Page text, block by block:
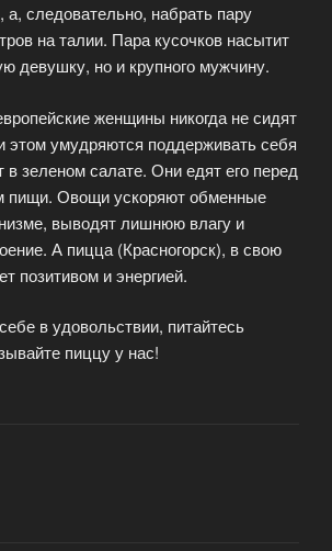
а, следовательно, набрать пару
на талии. Пара кусочков насытит
девушку, но и крупного мужчину.
женщины никогда не сидят
этом умудряются поддерживать себя
зеленом салате. Они едят его перед
пищи. Овощи ускоряют обменные
выводят лишнюю влагу и
А пицца (Красногорск), в свою
позитивом и энергией.
в удовольствии, питайтесь
пиццу у нас!